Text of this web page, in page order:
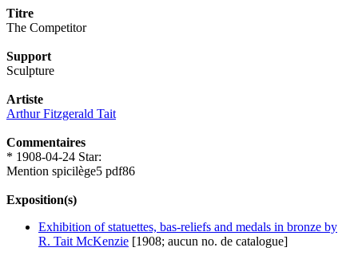
Titre
The Competitor
Support
Sculpture
Artiste
Arthur Fitzgerald Tait
Commentaires
* 1908-04-24 Star:
Mention spicilège5 pdf86
Exposition(s)
Exhibition of statuettes, bas-reliefs and medals in bronze by
R. Tait McKenzie [1908; aucun no. de catalogue]